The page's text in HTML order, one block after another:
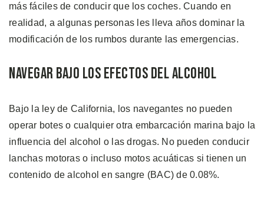
más fáciles de conducir que los coches. Cuando en
realidad, a algunas personas les lleva años dominar la
modificación de los rumbos durante las emergencias.
Navegar Bajo los Efectos del Alcohol
Bajo la ley de California, los navegantes no pueden
operar botes o cualquier otra embarcación marina bajo la
influencia del alcohol o las drogas. No pueden conducir
lanchas motoras o incluso motos acuáticas si tienen un
contenido de alcohol en sangre (BAC) de 0.08%.